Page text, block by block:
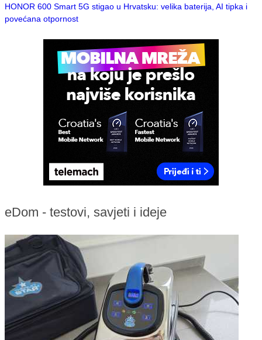
HONOR 600 Smart 5G stigao u Hrvatsku: velika baterija, AI tipka i
povećana otpornost
eDom - testovi, savjeti i ideje